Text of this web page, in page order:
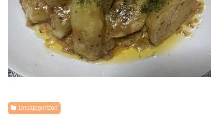
Uncategorized